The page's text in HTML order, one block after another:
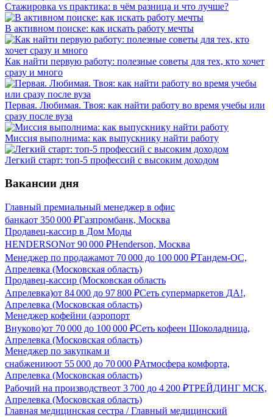
Стажировка vs практика: в чём разница и что лучше?
В активном поиске: как искать работу мечты
Как найти первую работу: полезные советы для тех, кто хочет
сразу и много
Первая. Любимая. Твоя: как найти работу во время учебы или
сразу после вуза
Миссия выполнима: как выпускнику найти работу
Легкий старт: топ-5 профессий с высоким доходом
Вакансии дня
Главный премиальный менеджер в офис
банкаот 350 000 ₽Газпромбанк, Москва
Продавец-кассир в Дом Моды
HENDERSONот 90 000 ₽Henderson, Москва
Менеджер по продажамот 70 000 до 100 000 ₽Тандем-ОС,
Апрелевка (Московская область)
Продавец-кассир (Московская область
Апрелевка)от 84 000 до 97 800 ₽Сеть супермаркетов ДА!,
Апрелевка (Московская область)
Менеджер кофейни (аэропорт
Внуково)от 70 000 до 100 000 ₽Сеть кофеен Шоколадница,
Апрелевка (Московская область)
Менеджер по закупкам и
снабжениюот 55 000 до 70 000 ₽Атмосфера комфорта,
Апрелевка (Московская область)
Рабочий на производствеот 3 700 до 4 200 ₽ТРЕЙДИНГ МСК,
Апрелевка (Московская область)
Главная медицинская сестра / Главный медицинский